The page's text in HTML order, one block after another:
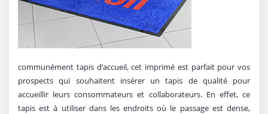
communément tapis d’accueil, cet imprimé est parfait pour vos
prospects qui souhaitent insérer un tapis de qualité pour
accueillir leurs consommateurs et collaborateurs. En effet, ce
tapis est à utiliser dans les endroits où le passage est dense,